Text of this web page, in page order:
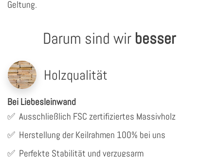
Geltung.
Darum sind wir besser
Holzqualität
Bei Liebesleinwand
✅ Ausschließlich FSC zertifiziertes Massivholz
✅ Herstellung der Keilrahmen 100% bei uns
✅ Perfekte Stabilität und verzugsarm